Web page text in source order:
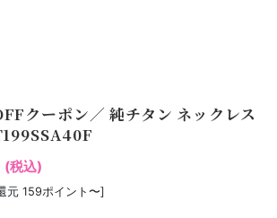
クーポン／ 純チタン ネックレス
(税込)
元 159ポイント〜]